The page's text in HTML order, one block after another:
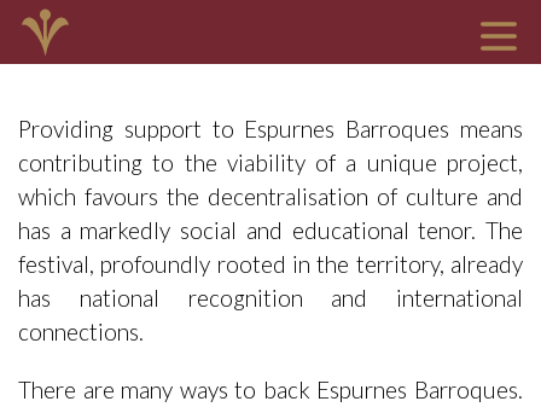
Providing support to Espurnes Barroques means
contributing to the viability of a unique project,
which favours the decentralisation of culture and
has a markedly social and educational tenor. The
festival, profoundly rooted in the territory, already
has national recognition and international
connections.
There are many ways to back Espurnes Barroques.